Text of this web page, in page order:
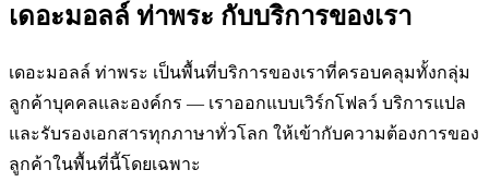
เดอะมอลล์ ท่าพระ กับบริการของเรา
เดอะมอลล์ ท่าพระ เป็นพื้นที่บริการของเราที่ครอบคลุมทั้งกลุ่ม
ลูกค้าบุคคลและองค์กร — เราออกแบบเวิร์กโฟลว์ บริการแปล
และรับรองเอกสารทุกภาษาทั่วโลก ให้เข้ากับความต้องการของ
ลูกค้าในพื้นที่นี้โดยเฉพาะ